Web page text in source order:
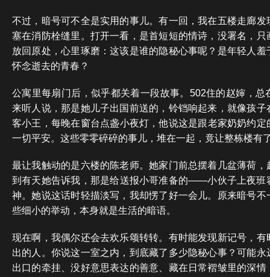
不过，暗号可不全是实用的事儿。有一回，我在五楼走廊
塞在消防栓缝里。打开一看，是首短短的情诗，没署名，
放回原处，心里琢磨：这该是谁的隐秘心事呢？是年轻人
怀念逝去的青春？
公寓里每扇门后，似乎都关着一段故事。502住的赵婶，总
来听人说，那是她儿子出国前送的，铃铛响起来，就像孩
客小王，每晚在窗台点盏小夜灯，他说这是跟老家奶奶约
一切平安。这些零零碎碎的事儿，堆在一起，竟让整栋楼有
最让我触动的是六楼的陈老师。她家门前总摆着几盆薄荷
到有天她告诉我，那是给送报小哥准备的——小伙子上夜班
神。她说这话时轻描淡写，我却愣了好一会儿。原来暗号
些细小的举动，本身就是生活的暗语。
现在啊，我偶尔还会去欢乐颂转转。有时能发现新记号，
出的人。你说这一室之内，到底藏了多少隐秘心事？可能
出口的牵挂、没好意思表达的善意、藏在日常褶皱里的深